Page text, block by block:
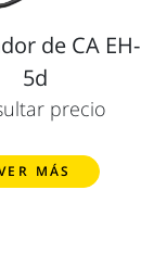
de CA EH-
5d
precio
MÁS